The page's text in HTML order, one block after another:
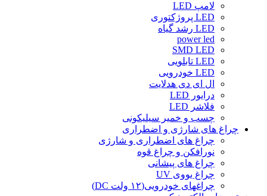
لامپ LED
LED پروژکتوری
LED رشد گیاه
power led
SMD LED
LED تابلویی
LED خودرویی
ال ای دی هدلایت
درایور LED
فلاشر LED
چسب و خمیر سیلیکونی
چراغ های شارژی و اضطراری
چراغ های اضطراری و شارژی
نورافکن و چراغ قوه
چراغ های پیشانی
چراغ یووی UV
چراغهای خودرویی(۱۲ ولت DC)